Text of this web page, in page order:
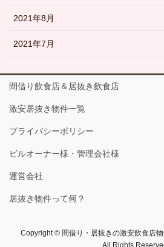
2021年8月
2021年7月
間借り飲食店＆居抜き飲食店
激安居抜き物件一覧
プライバシーポリシー
ビルオーナー様・管理会社様
運営会社
居抜き物件って何？
Copyright © 間借り・居抜きの激安飲食店
All Rights